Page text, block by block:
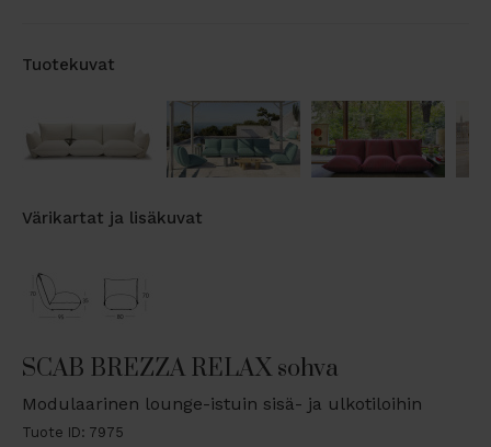
Tuotekuvat
Värikartat ja lisäkuvat
SCAB BREZZA RELAX sohva
Modulaarinen lounge-istuin sisä- ja ulkotiloihin
Tuote ID: 7975